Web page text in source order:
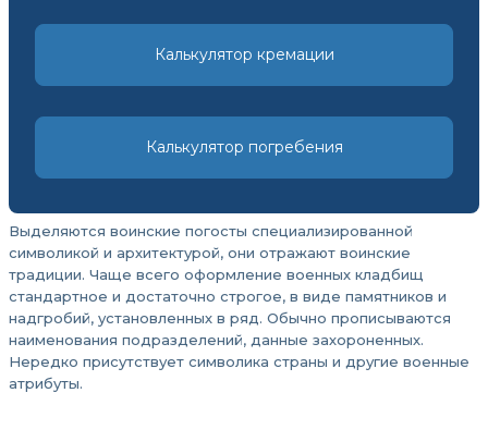
Калькулятор кремации
Калькулятор погребения
Выделяются воинские погосты специализированной
символикой и архитектурой, они отражают воинские
традиции. Чаще всего оформление военных кладбищ
стандартное и достаточно строгое, в виде памятников и
надгробий, установленных в ряд. Обычно прописываются
наименования подразделений, данные захороненных.
Нередко присутствует символика страны и другие военные
атрибуты.